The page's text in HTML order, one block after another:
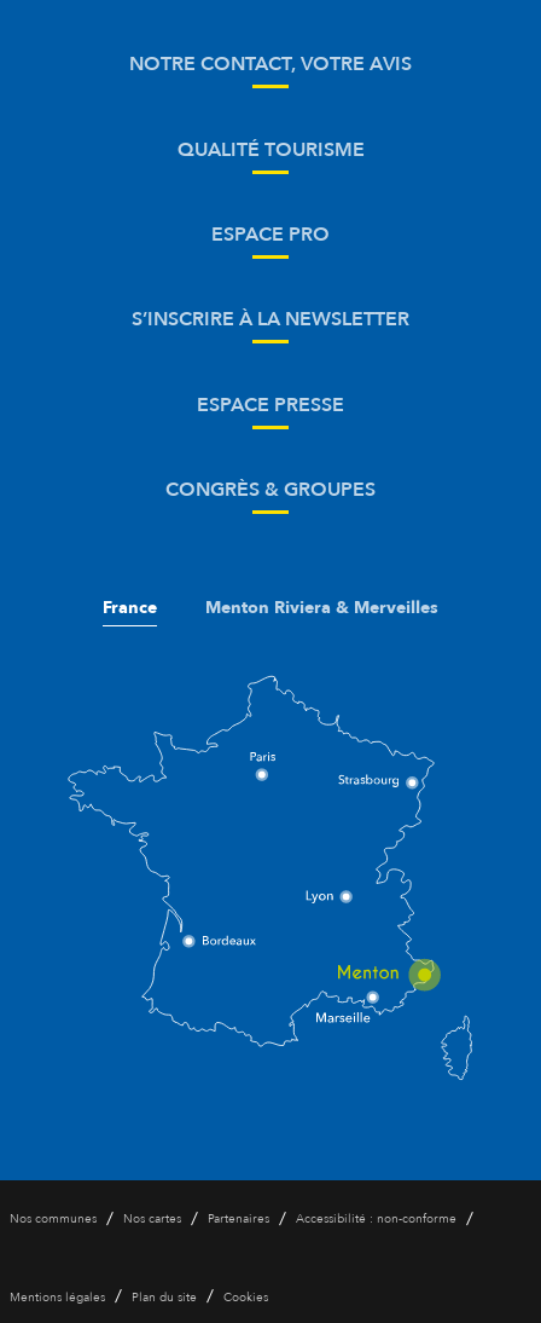
NOTRE CONTACT, VOTRE AVIS
QUALITÉ TOURISME
ESPACE PRO
S’INSCRIRE À LA NEWSLETTER
ESPACE PRESSE
CONGRÈS & GROUPES
France Menton Riviera & Merveilles
Nos communes / Nos cartes / Partenaires / Accessibilité : non-conforme /
Mentions légales / Plan du site / Cookies